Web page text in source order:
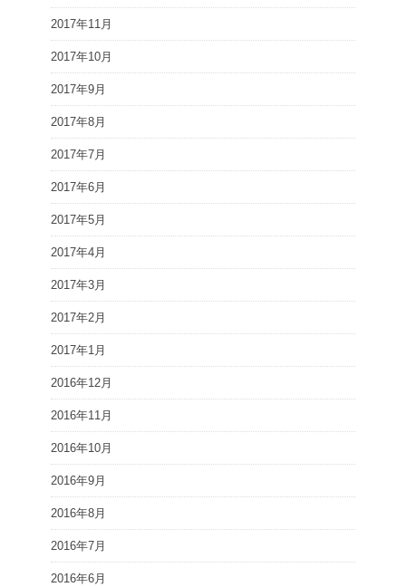
2017年11月
2017年10月
2017年9月
2017年8月
2017年7月
2017年6月
2017年5月
2017年4月
2017年3月
2017年2月
2017年1月
2016年12月
2016年11月
2016年10月
2016年9月
2016年8月
2016年7月
2016年6月